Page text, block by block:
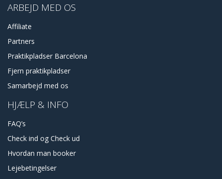
ARBEJD MED OS
Affiliate
Partners
Praktikpladser Barcelona
Fjern praktikpladser
Samarbejd med os
HJÆLP & INFO
FAQ’s
Check ind og Check ud
Hvordan man booker
Lejebetingelser